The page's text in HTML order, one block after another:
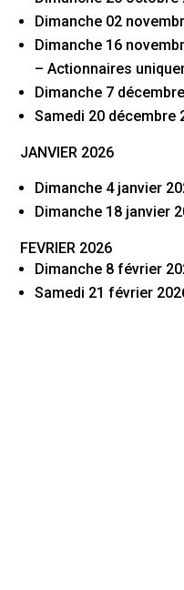
Dimanche 02
Dimanche 16
– Actionnaires
Dimanche 7
Samedi 20 décembre
JANVIER 2026
Dimanche 4 janvier
Dimanche 18 janvier
FEVRIER 2026
Dimanche 8 février
Samedi 21 février